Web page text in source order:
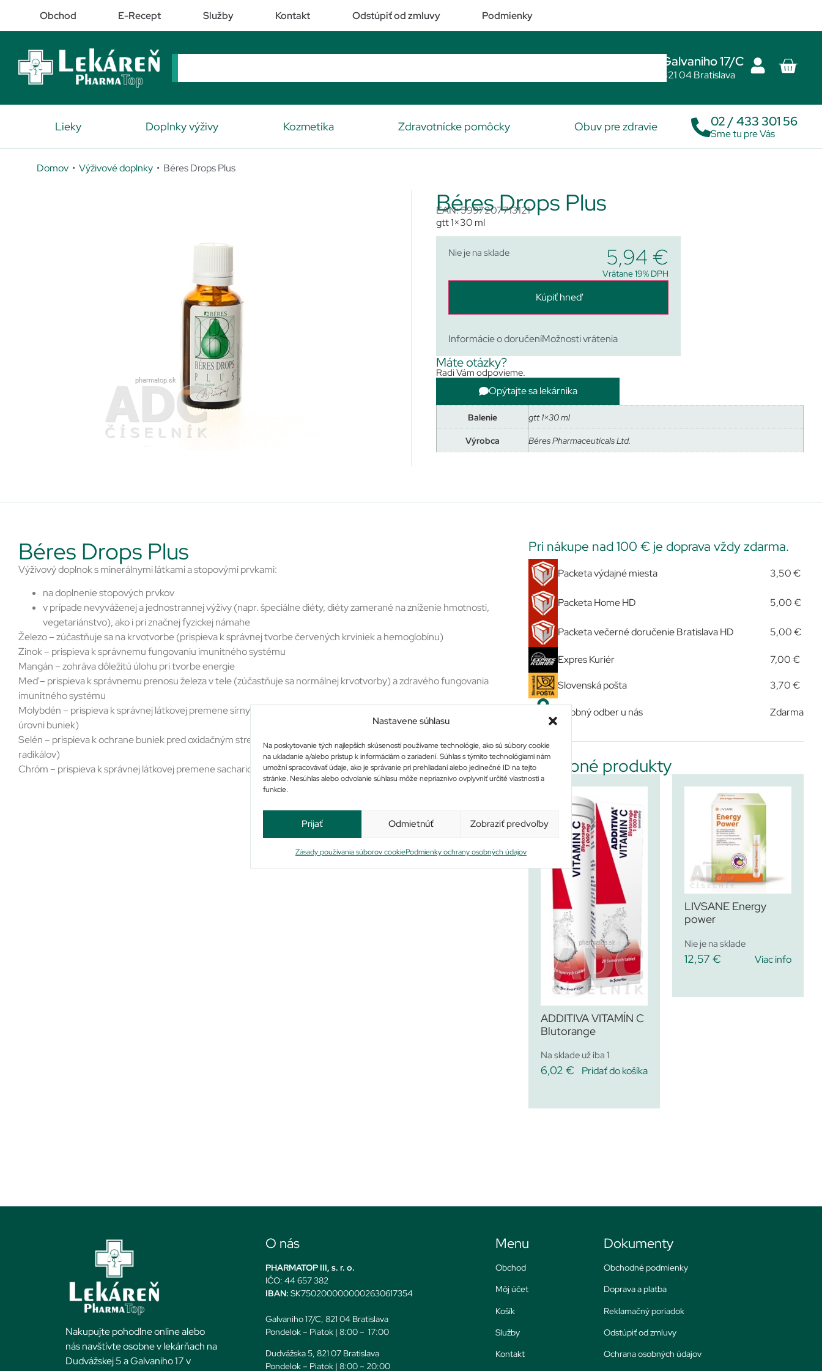
Nastavene súhlasu
Na poskytovanie tých najlepších skúseností používame technológie, ako sú súbory cookie
na ukladanie a/alebo prístup k informáciám o zariadení. Súhlas s týmito technológiami nám
umožní spracovávať údaje, ako je správanie pri prehliadaní alebo jedinečné ID na tejto
stránke. Nesúhlas alebo odvolanie súhlasu môže nepriaznivo ovplyvniť určité vlastnosti a
funkcie.
Prijať Odmietnúť Zobraziť predvoľby
Zásady používania súborov cookiePodmienky ochrany osobných údajov
Obchod E-Recept Služby Kontakt Odstúpiť od zmluvy Podmienky
Galvaniho 17/C
821 04 Bratislava
Lieky Doplnky výživy Kozmetika Zdravotnícke pomôcky Obuv pre zdravie 02 / 433 301 56
Sme tu pre Vás
Domov • Výživové doplnky • Béres Drops Plus
Béres Drops Plus
EAN: 5997207713121
gtt 1×30 ml
Nie je na sklade 5,94 €
Vrátane 19% DPH
Kúpiť hneď
Informácie o doručeníMožnosti vrátenia
Máte otázky?
Radi Vám odpovieme.
Opýtajte sa lekárnika
Balenie
gtt 1×30 ml
Výrobca
Béres Pharmaceuticals Ltd.
Béres Drops Plus
Výživový doplnok s minerálnymi látkami a stopovými prvkami:
na doplnenie stopových prvkov
v prípade nevyváženej a jednostrannej výživy (napr. špeciálne diéty, diéty zamerané na zníženie hmotnosti,
vegetariánstvo), ako i pri značnej fyzickej námahe
Železo – zúčastňuje sa na krvotvorbe (prispieva k správnej tvorbe červených krviniek a hemoglobínu)
Zinok – prispieva k správnemu fungovaniu imunitného systému
Mangán – zohráva dôležitú úlohu pri tvorbe energie
Meď – prispieva k správnemu prenosu železa v tele (zúčastňuje sa normálnej krvotvorby) a zdravého fungovania
imunitného systému
Molybdén – prispieva k správnej látkovej premene sírnych aminokyselín (zúčastňuje sa procesov látkovej výmeny na
úrovni buniek)
Selén – prispieva k ochrane buniek pred oxidačným stresom (pomáha chrániť organizmus voči škodlivým vplyvom voľných
radikálov)
Chróm – prispieva k správnej látkovej premene sacharidov a tukov
Pri nákupe nad 100 € je doprava vždy zdarma.
Packeta výdajné miesta 3,50 €
Packeta Home HD 5,00 €
Packeta večerné doručenie Bratislava HD 5,00 €
Expres Kuriér 7,00 €
Slovenská pošta 3,70 €
Osobný odber u nás Zdarma
Podobné produkty
ADDITIVA VITAMÍN C
Blutorange
Na sklade už iba 1
6,02 € Pridať do košíka
LIVSANE Energy
power
Nie je na sklade
12,57 € Viac info
Nakupujte pohodlne online alebo
nás navštívte osobne v lekárňach na
Dudvážskej 5 a Galvaniho 17 v
O nás
PHARMATOP III, s. r. o.
IČO: 44 657 382
IBAN: SK7502000000002630617354
Galvaniho 17/C, 821 04 Bratislava
Pondelok – Piatok | 8:00 – 17:00
Dudvážska 5, 821 07 Bratislava
Pondelok – Piatok | 8:00 – 20:00
Menu
Obchod
Môj účet
Košík
Služby
Kontakt
Dokumenty
Obchodné podmienky
Doprava a platba
Reklamačný poriadok
Odstúpiť od zmluvy
Ochrana osobných údajov